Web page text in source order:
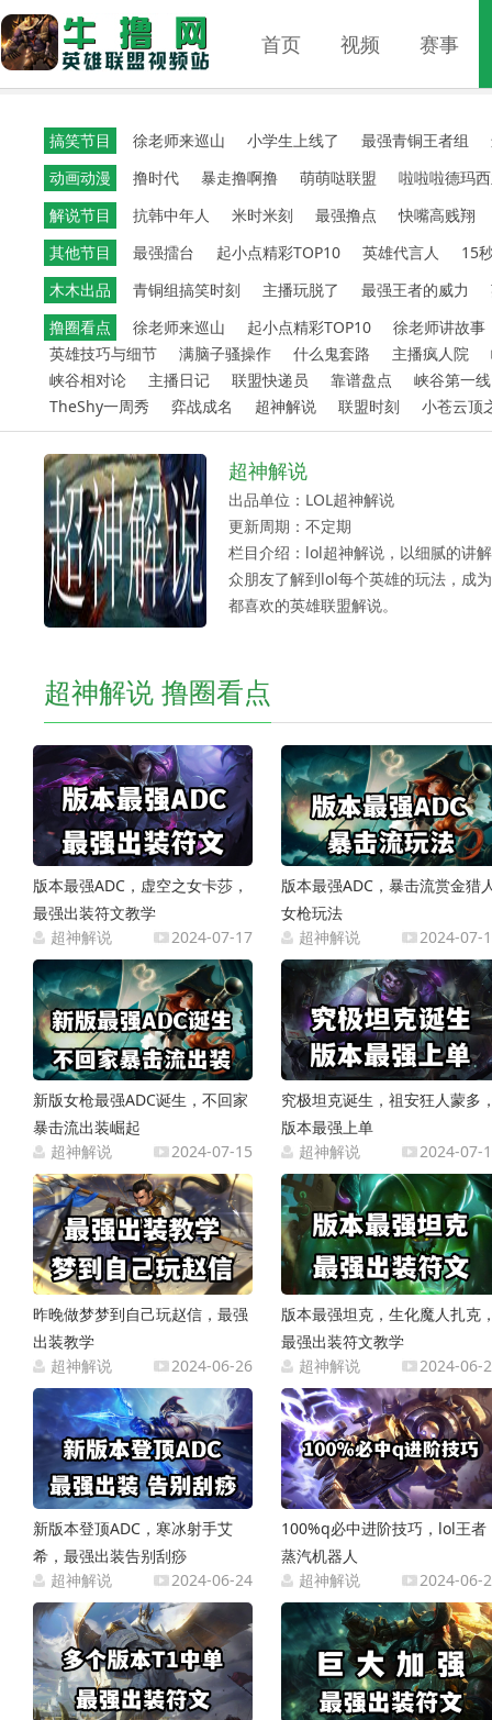
首页 视频 赛事
搞笑节目 徐老师来巡山 小学生上线了 最强青铜王者组
动画动漫
撸时代 暴走撸啊撸 萌萌哒联盟
啦啦啦德玛
解说节目
抗韩中年人 米时米刻 最强撸点
快嘴高贱翔
其他节目
最强擂台 起小点精彩TOP10 英雄代言人
15
木木出品
青铜组搞笑时刻 主播玩脱了 最强王者的威力
撸圈看点
徐老师来巡山 起小点精彩TOP10
徐老师讲故事
英雄技巧与细节
满脑子骚操作 什么鬼套路 主播疯人院
峡谷相对论
主播日记 联盟快递员 靠谱盘点
峡谷第一线
TheShy一周秀
弈战成名 超神解说 联盟时刻 小苍云顶
超神解说
出品单位：LOL超神解说
更新周期：不定期
栏目介绍：lol超神解说，以细腻的讲
众朋友了解到lol每个英雄的玩法，成
都喜欢的英雄联盟解说。
超神解说 撸圈看点
版本最强ADC，虚空之女卡莎，
最强出装符文教学
超神解说
2024-07-17
版本最强ADC，暴击流赏金猎
女枪玩法
超神解说
2024-07-
新版女枪最强ADC诞生，不回家
暴击流出装崛起
超神解说
2024-07-15
究极坦克诞生，祖安狂人蒙多
版本最强上单
超神解说
2024-07-
昨晚做梦梦到自己玩赵信，最强
出装教学
超神解说
2024-06-26
版本最强坦克，生化魔人扎克
最强出装符文教学
超神解说
2024-06-
新版本登顶ADC，寒冰射手艾
希，最强出装告别刮痧
超神解说
2024-06-24
100%q必中进阶技巧，lol王者
蒸汽机器人
超神解说
2024-06-